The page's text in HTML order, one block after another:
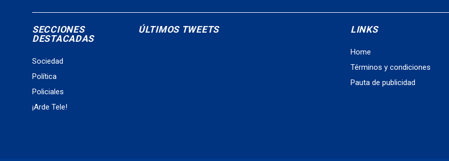
SECCIONES
DESTACADAS
Sociedad
Política
Policiales
¡Arde Tele!
ÚLTIMOS TWEETS LINKS
Home
Términos y condiciones
Pauta de publicidad